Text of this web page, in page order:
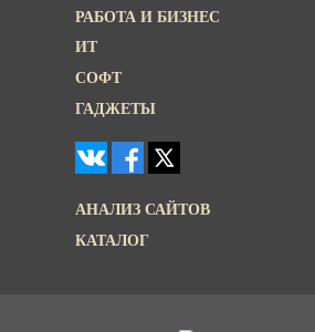
РАБОТА И БИЗНЕС
ИТ
СОФТ
ГАДЖЕТЫ
АНАЛИЗ САЙТОВ
КАТАЛОГ